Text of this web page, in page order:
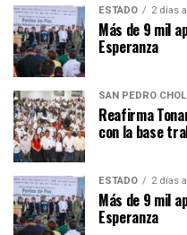
ESTADO 2 días
Más de 9 mil
Esperanza
SAN PEDRO
Reafirma
con la base
ESTADO 2 días
Más de 9 mil
Esperanza